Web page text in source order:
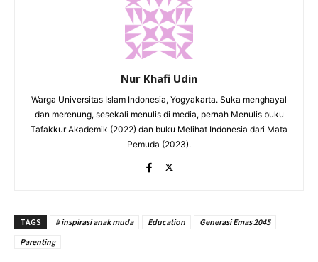
Nur Khafi Udin
Warga Universitas Islam Indonesia, Yogyakarta. Suka menghayal
dan merenung, sesekali menulis di media, pernah Menulis buku
Tafakkur Akademik (2022) dan buku Melihat Indonesia dari Mata
Pemuda (2023).
TAGS # inspirasi anak muda Education
Generasi Emas 2045
Parenting